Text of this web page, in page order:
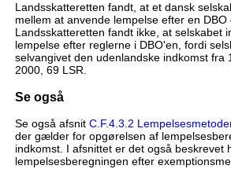
Landsskatteretten fandt, at et dansk
mellem at anvende lempelse efter en DBO
Landsskatteretten fandt ikke, at selskabet
lempelse efter reglerne i DBO'en, fordi
selvangivet den udenlandske indkomst fra
2000, 69 LSR.
Se også
Se også afsnit C.F.4.3.2
der gælder for opgørelsen af
indkomst. I afsnittet er det også beskrevet
lempelsesberegningen efter